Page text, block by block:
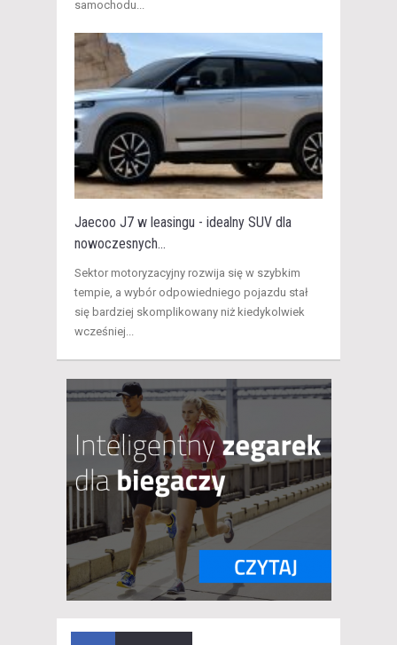
samochodu...
Jaecoo J7 w leasingu - idealny SUV dla
nowoczesnych...
Sektor motoryzacyjny rozwija się w szybkim
tempie, a wybór odpowiedniego pojazdu stał
się bardziej skomplikowany niż kiedykolwiek
wcześniej...